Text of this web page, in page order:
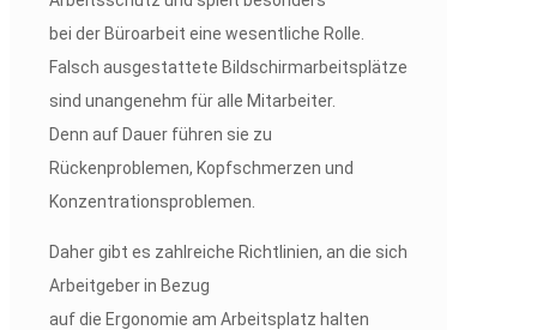
bei der Büroarbeit eine wesentliche Rolle.
Falsch ausgestattete Bildschirmarbeitsplätze
sind unangenehm für alle Mitarbeiter.
Denn auf Dauer führen sie zu
Rückenproblemen, Kopfschmerzen und
Konzentrationsproblemen.
Daher gibt es zahlreiche Richtlinien, an die sich
Arbeitgeber in Bezug
auf die Ergonomie am Arbeitsplatz halten